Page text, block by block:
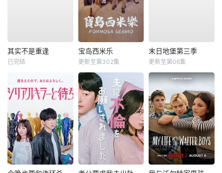
其实不是重逢
已完结
宝岛西米乐
更新至第302集
末日地堡第三季
更新至第06集